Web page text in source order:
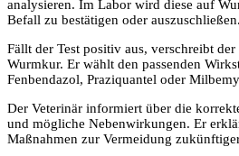
analysieren. Im Labor wird diese auf
Befall zu bestätigen oder auszuschließen.
Fällt der Test positiv aus, verschreibt der
Wurmkur. Er wählt den passenden
Fenbendazol, Praziquantel oder
Der Veterinär informiert über die
und mögliche Nebenwirkungen. Er
Maßnahmen zur Vermeidung